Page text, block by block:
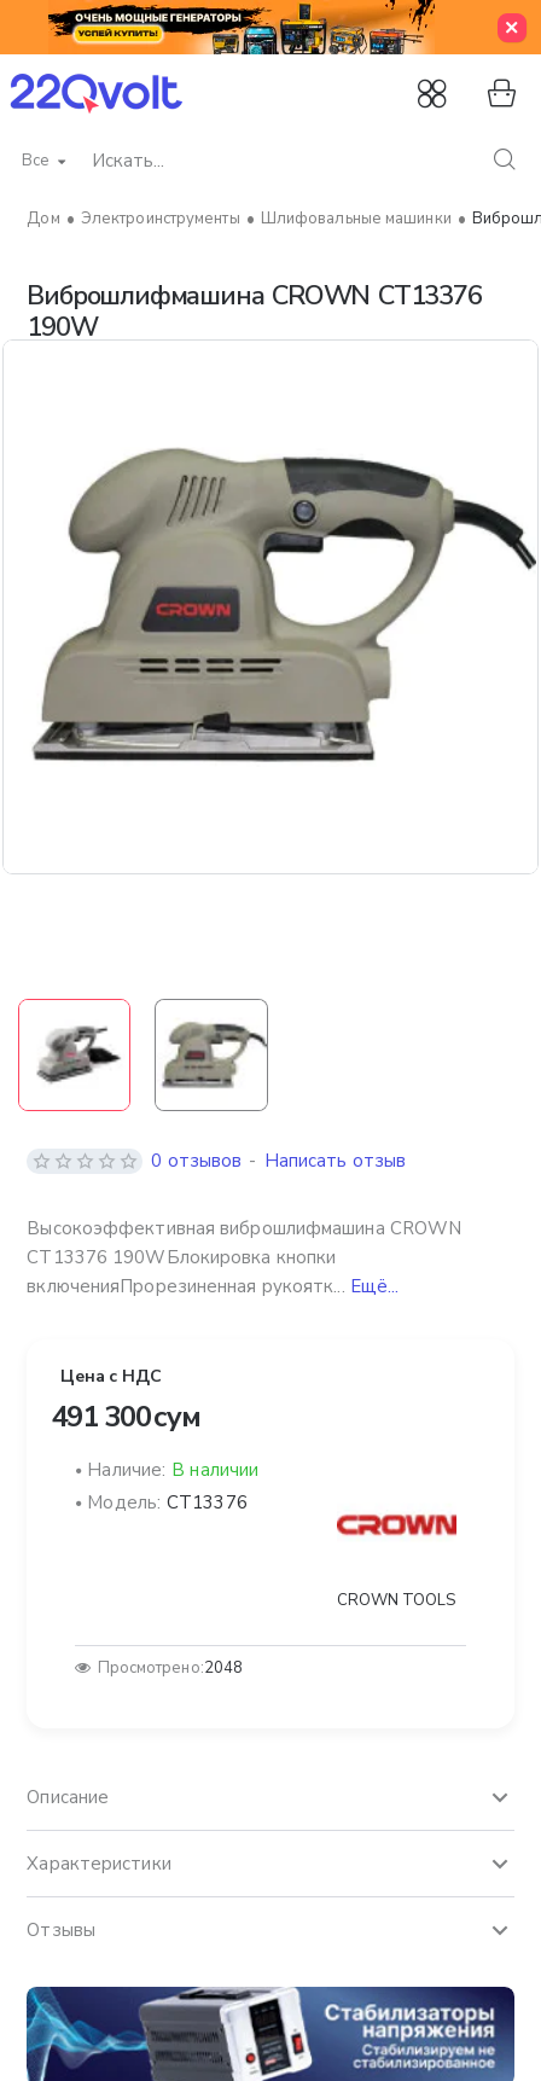
Все
Искать...
Виброшлифмашина CROWN CT13376
190W
Электроинструменты Шлифовальные машинки
Высокоэффективная виброшлифмашина CROWN
CT13376 190WБлокировка кнопки
включенияПрорезиненная рукоятк... Ещё...
0 отзывов - Написать отзыв
Цена с НДС
491 300 сум
Наличие: В наличии
Модель: CT13376
CROWN TOOLS
Просмотрено:2048
Описание
Характеристики
Отзывы